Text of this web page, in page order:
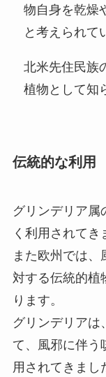
物自身を乾燥
と考えられて
北米先住民族
植物として知
伝統的な利用
グリンデリア属
く利用されてき
また欧州では
対する伝統的植
ります。
グリンデリアは
て、風邪に伴う
用されてきまし